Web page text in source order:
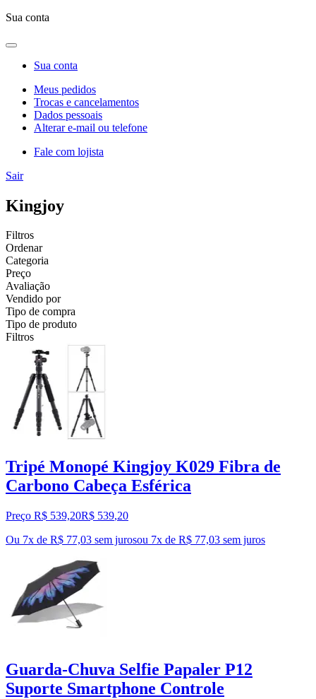
Sua conta
Sua conta
Meus pedidos
Trocas e cancelamentos
Dados pessoais
Alterar e-mail ou telefone
Fale com lojista
Sair
Kingjoy
Filtros
Ordenar
Categoria
Preço
Avaliação
Vendido por
Tipo de compra
Tipo de produto
Filtros
Tripé Monopé Kingjoy K029 Fibra de
Carbono Cabeça Esférica
Preço R$ 539,20R$ 539,20
Ou 7x de R$ 77,03 sem jurosou 7x de R$ 77,03 sem juros
Guarda-Chuva Selfie Papaler P12
Suporte Smartphone Controle